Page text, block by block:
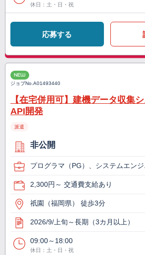
休日：土・日・祝
応募する
NEW
ジョブNo.A01493440
【在宅併用可】建機データ収集
API開発
派遣
非公開
プログラマ（PG）、システムエンジ
2,300円～ 交通費支給あり
祇園（福岡県） 徒歩3分
2026/9/上旬～長期（3カ月以上）
09:00～18:00
休日：土・日・祝